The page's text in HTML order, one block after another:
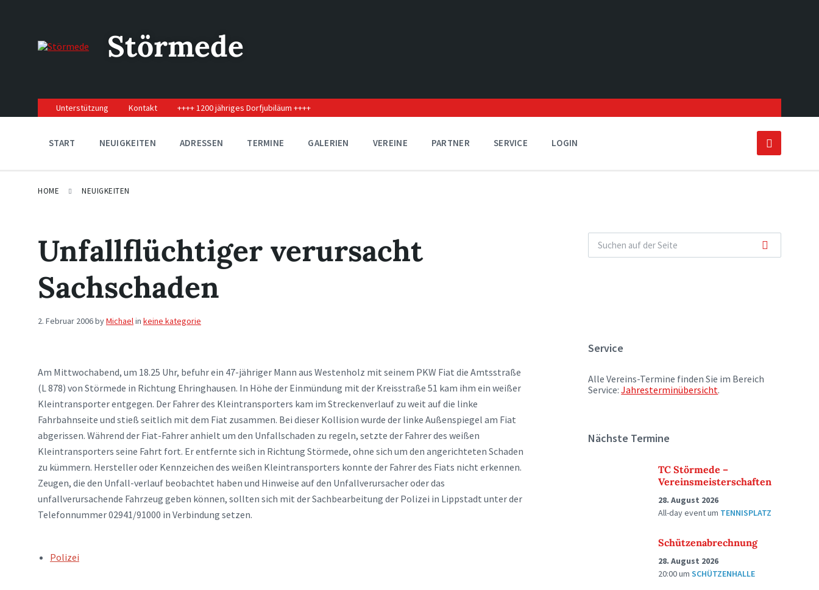
navigation
Störmede
Unterstützung Kontakt ++++ 1200 jähriges Dorfjubiläum ++++
START NEUIGKEITEN ADRESSEN TERMINE GALERIEN VEREINE PARTNER SERVICE LOGIN
HOME NEUIGKEITEN
Unfallflüchtiger verursacht
Sachschaden
2. Februar 2006byMichaelin keine kategorie
Am Mittwochabend, um 18.25 Uhr, befuhr ein 47-jähriger Mann aus Westenholz mit seinem PKW Fiat die Amtsstraße
(L 878) von Störmede in Richtung Ehringhausen. In Höhe der Einmündung mit der Kreisstraße 51 kam ihm ein weißer
Kleintransporter entgegen. Der Fahrer des Kleintransporters kam im Streckenverlauf zu weit auf die linke
Fahrbahnseite und stieß seitlich mit dem Fiat zusammen. Bei dieser Kollision wurde der linke Außenspiegel am Fiat
abgerissen. Während der Fiat-Fahrer anhielt um den Unfallschaden zu regeln, setzte der Fahrer des weißen
Kleintransporters seine Fahrt fort. Er entfernte sich in Richtung Störmede, ohne sich um den angerichteten Schaden
zu kümmern. Hersteller oder Kennzeichen des weißen Kleintransporters konnte der Fahrer des Fiats nicht erkennen.
Zeugen, die den Unfall-verlauf beobachtet haben und Hinweise auf den Unfallverursacher oder das
unfallverursachende Fahrzeug geben können, sollten sich mit der Sachbearbeitung der Polizei in Lippstadt unter der
Telefonnummer 02941/91000 in Verbindung setzen.
TAGS:Polizei
Service
Alle Vereins-Termine finden Sie im Bereich
Service:Jahresterminübersicht.
Nächste Termine
TC Störmede –
Vereinsmeisterschaften
28. August 2026
All-day eventum TENNISPLATZ
Schützenabrechnung
28. August 2026
20:00umSCHÜTZENHALLE